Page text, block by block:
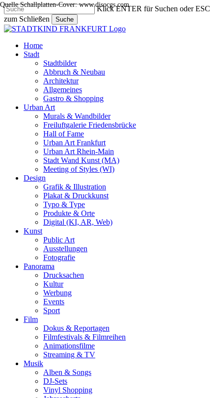
Skip
to
main
content
Klick ENTER für Suchen oder ESC
zum Schließen
Suche
Close
search
Menu
Home
Stadt
Stadtbilder
Abbruch & Neubau
Architektur
Allgemeines
Gastro & Shopping
Urban Art
Murals & Wandbilder
Freiluftgalerie Friedensbrücke
Hall of Fame
Urban Art Frankfurt
Urban Art Rhein-Main
Stadt Wand Kunst (MA)
Meeting of Styles (WI)
Design
Grafik & Illustration
Plakat & Druckkunst
Typo & Type
Produkte & Orte
Digital (KI, AR, Web)
Kunst
Public Art
Ausstellungen
Fotografie
Panorama
Drucksachen
Kultur
Werbung
Events
Sport
Film
Dokus & Reportagen
Filmfestivals & Filmreihen
Animationsfilme
Streaming & TV
Musik
Alben & Songs
DJ-Sets
Vinyl Shopping
Quelle Schallplatten-Cover: www.disocgs.com